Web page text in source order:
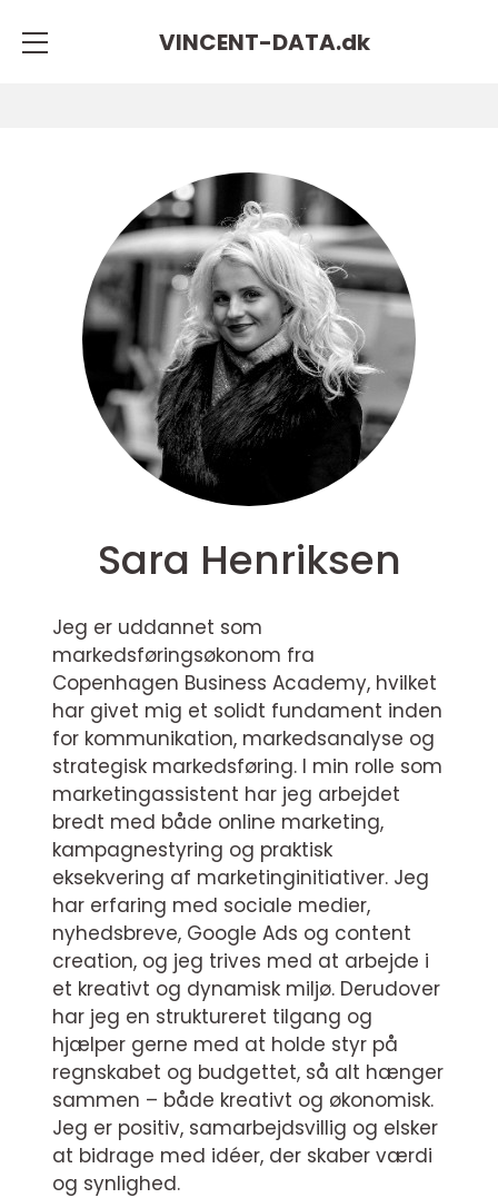
VINCENT-DATA.dk
Sara Henriksen
Jeg er uddannet som
markedsføringsøkonom fra
Copenhagen Business Academy, hvilket
har givet mig et solidt fundament inden
for kommunikation, markedsanalyse og
strategisk markedsføring. I min rolle som
marketingassistent har jeg arbejdet
bredt med både online marketing,
kampagnestyring og praktisk
eksekvering af marketinginitiativer. Jeg
har erfaring med sociale medier,
nyhedsbreve, Google Ads og content
creation, og jeg trives med at arbejde i
et kreativt og dynamisk miljø. Derudover
har jeg en struktureret tilgang og
hjælper gerne med at holde styr på
regnskabet og budgettet, så alt hænger
sammen – både kreativt og økonomisk.
Jeg er positiv, samarbejdsvillig og elsker
at bidrage med idéer, der skaber værdi
og synlighed.